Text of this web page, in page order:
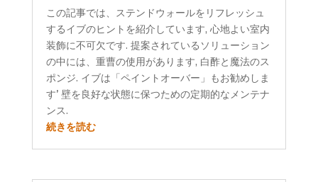
この記事では、ステンドウォールをリフレッシュ
するイブのヒントを紹介しています, 心地よい室内
装飾に不可欠です. 提案されているソリューション
の中には、重曹の使用があります, 白酢と魔法のス
ポンジ. イブは「ペイントオーバー」もお勧めしま
す’ 壁を良好な状態に保つための定期的なメンテナ
ンス.
続きを読む